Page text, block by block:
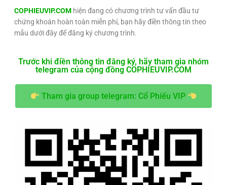
COPHIEUVIP.COM hiện đang có chương trình tư vấn đầu tư
chứng khoán hoàn toàn miễn phí, bạn hãy điền thông tin theo
mẫu dưới đây để đăng ký chương trình.
Trước khi điền thông tin đăng ký, hãy tham gia nhóm
telegram của cộng đồng COPHIEUVIP.COM
Tham gia group telegram: Cổ Phiếu VIP